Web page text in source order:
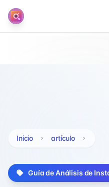
Inicio artículo
Guía de Análisis de